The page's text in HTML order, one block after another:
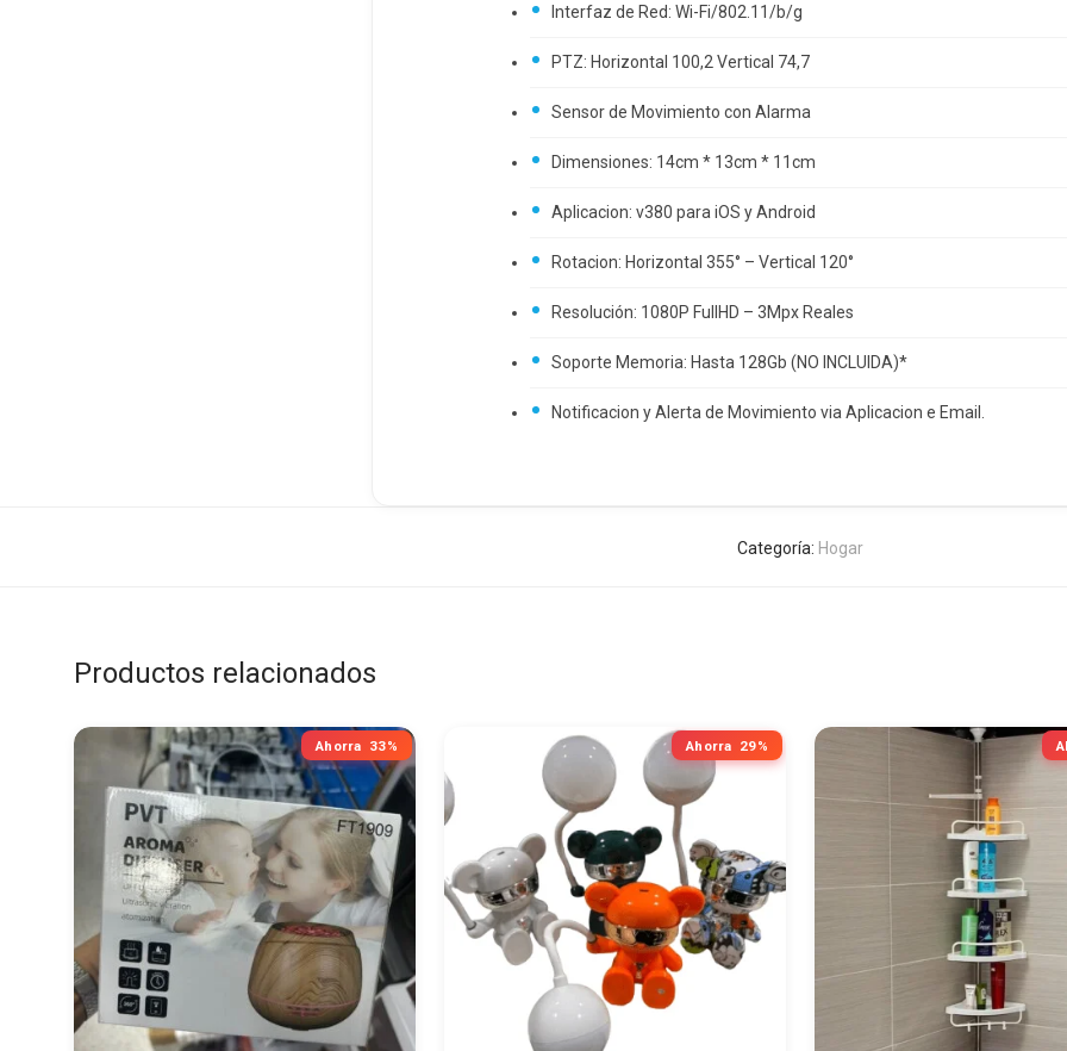
Interfaz de Red: Wi-Fi/802.11/b/g
PTZ: Horizontal 100,2 Vertical 74,7
Sensor de Movimiento con Alarma
Dimensiones: 14cm * 13cm * 11cm
Aplicacion: v380 para iOS y Android
Rotacion: Horizontal 355° – Vertical 120°
Resolución: 1080P FullHD – 3Mpx Reales
Soporte Memoria: Hasta 128Gb (NO INCLUIDA)*
Notificacion y Alerta de Movimiento via Aplicacion e Email.
Categoría: Hogar
Productos relacionados
Ahorra 33% Ahorra 29%